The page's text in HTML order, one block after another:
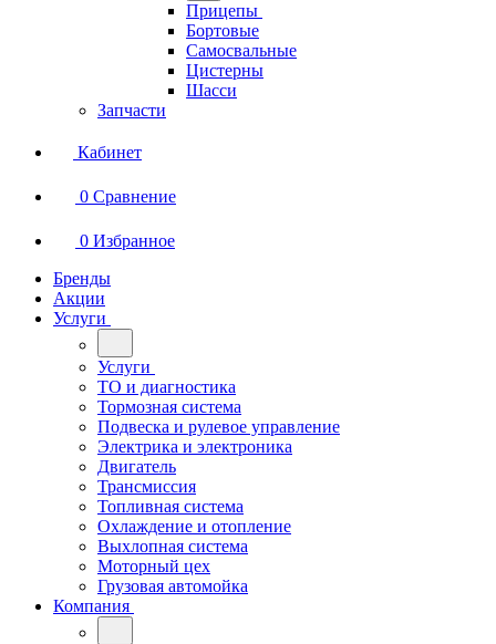
Прицепы
Бортовые
Самосвальные
Цистерны
Шасси
Запчасти
Кабинет
0 Сравнение
0 Избранное
Бренды
Акции
Услуги
Услуги
ТО и диагностика
Тормозная система
Подвеска и рулевое управление
Электрика и электроника
Двигатель
Трансмиссия
Топливная система
Охлаждение и отопление
Выхлопная система
Моторный цех
Грузовая автомойка
Компания